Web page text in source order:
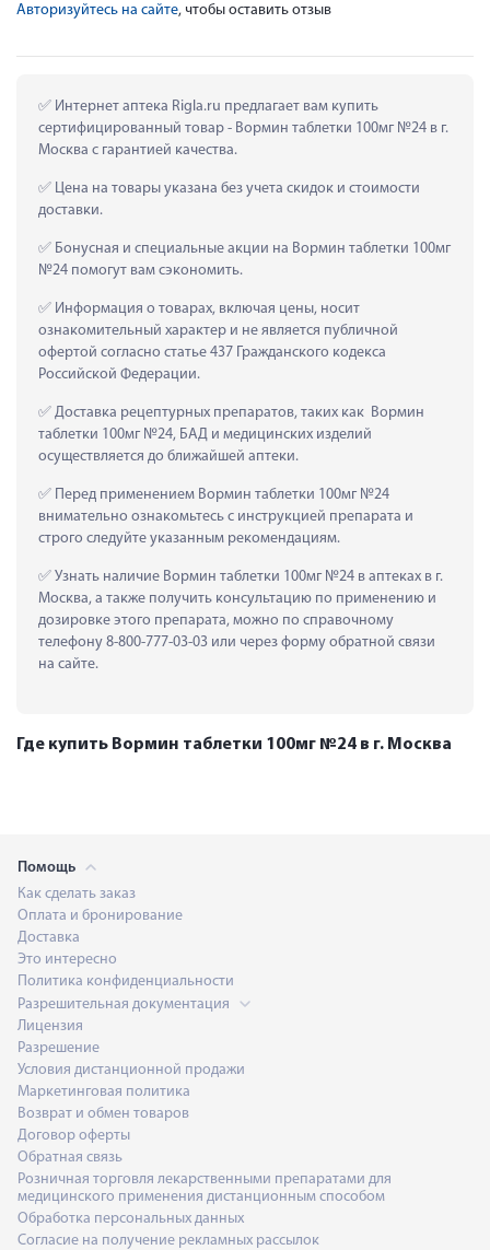
Авторизуйтесь на сайте, чтобы оставить отзыв
Интернет аптека Rigla.ru предлагает вам купить
сертифицированный товар - Вормин таблетки 100мг №24 в г.
Москва с гарантией качества.
Цена на товары указана без учета скидок и стоимости
доставки.
Бонусная и специальные акции на Вормин таблетки 100мг
№24 помогут вам сэкономить.
Информация о товарах, включая цены, носит
ознакомительный характер и не является публичной
офертой согласно статье 437 Гражданского кодекса
Российской Федерации.
Доставка рецептурных препаратов, таких как  Вормин
таблетки 100мг №24, БАД и медицинских изделий
осуществляется до ближайшей аптеки.
Перед применением Вормин таблетки 100мг №24
внимательно ознакомьтесь с инструкцией препарата и
строго следуйте указанным рекомендациям.
Узнать наличие Вормин таблетки 100мг №24 в аптеках в г.
Москва, а также получить консультацию по применению и
дозировке этого препарата, можно по справочному
телефону 8-800-777-03-03 или через форму обратной связи
на сайте.
Где купить Вормин таблетки 100мг №24 в г. Москва
Помощь
Как сделать заказ
Оплата и бронирование
Доставка
Это интересно
Политика конфиденциальности
Разрешительная документация
Лицензия
Разрешение
Условия дистанционной продажи
Маркетинговая политика
Возврат и обмен товаров
Договор оферты
Обратная связь
Розничная торговля лекарственными препаратами для
медицинского применения дистанционным способом
Обработка персональных данных
Согласие на получение рекламных рассылок